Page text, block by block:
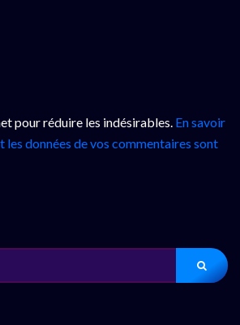
pour réduire les indésirables. En savoir
les données de vos commentaires sont